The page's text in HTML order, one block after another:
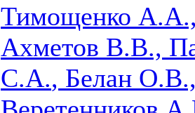
Тимощенко
Ахметов В.В.,
С.А., Белан